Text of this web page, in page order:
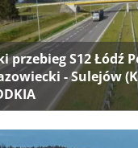
przebieg S12 Łódź
- Sulejów